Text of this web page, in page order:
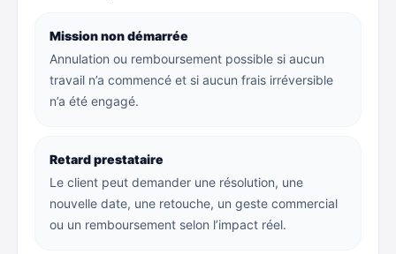
Mission non démarrée
Annulation ou remboursement possible si aucun
travail n’a commencé et si aucun frais irréversible
n’a été engagé.
Retard prestataire
Le client peut demander une résolution, une
nouvelle date, une retouche, un geste commercial
ou un remboursement selon l’impact réel.